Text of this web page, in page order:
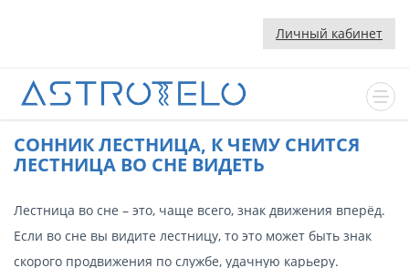
Личный кабинет
CОННИК ЛЕСТНИЦА, К ЧЕМУ СНИТСЯ
ЛЕСТНИЦА ВО СНЕ ВИДЕТЬ
Лестница во сне – это, чаще всего, знак движения вперёд.
Если во сне вы видите лестницу, то это может быть знак
скорого продвижения по службе, удачную карьеру.